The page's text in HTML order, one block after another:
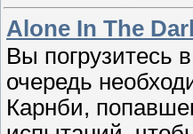
Alone In The
Вы погрузитесь
очередь
Карнби,